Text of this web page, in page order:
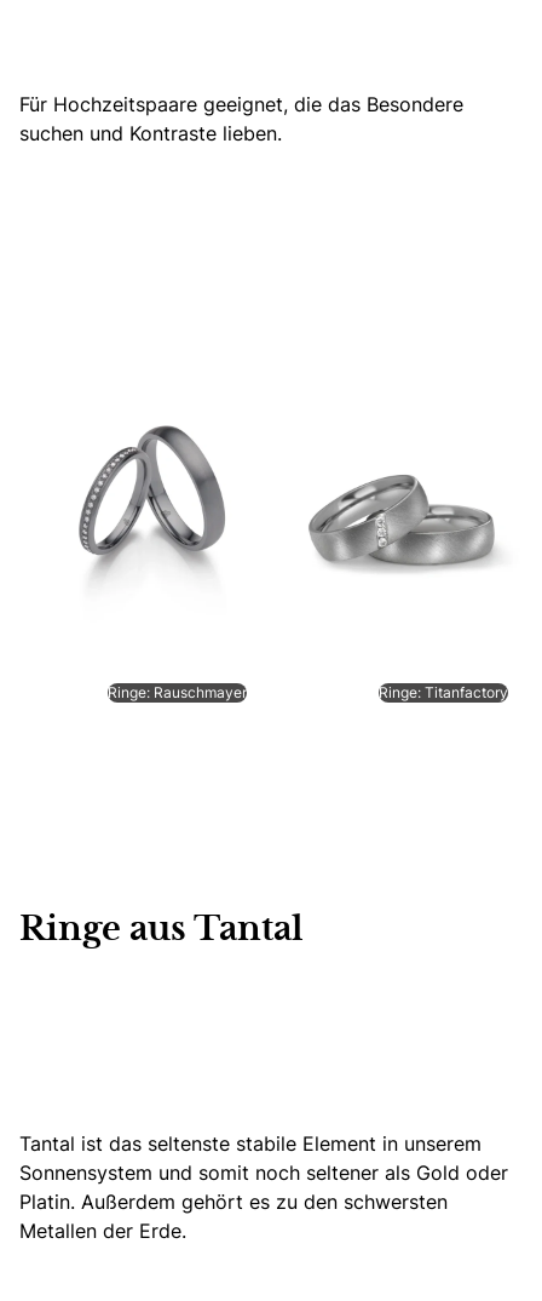
Für Hochzeitspaare geeignet, die das Besondere
suchen und Kontraste lieben.
Ringe: Rauschmayer Ringe: Titanfactory
Ringe aus Tantal
Tantal ist das seltenste stabile Element in unserem
Sonnensystem und somit noch seltener als Gold oder
Platin. Außerdem gehört es zu den schwersten
Metallen der Erde.